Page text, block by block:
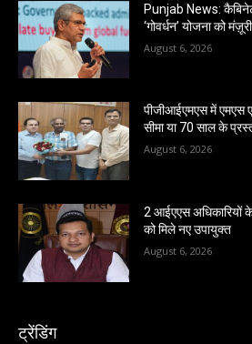
Punjab News:
‘गोवर्धन’ योजना को
August 6, 2026
पीजीआईएमएस में एमएस
सीमा या 70 साल के
August 6, 2026
2 आईएएस अधिकारियों
को मिले नए उपायुक्त
August 6, 2026
ट्रेंडिंग